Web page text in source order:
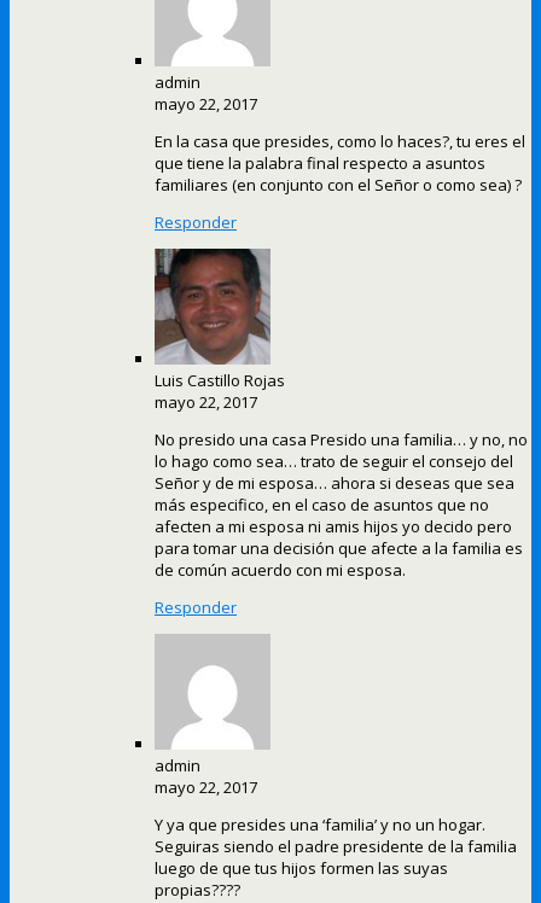
admin
mayo 22, 2017
En la casa que presides, como lo haces?, tu eres el
que tiene la palabra final respecto a asuntos
familiares (en conjunto con el Señor o como sea) ?
Responder
Luis Castillo Rojas
mayo 22, 2017
No presido una casa Presido una familia… y no, no
lo hago como sea… trato de seguir el consejo del
Señor y de mi esposa… ahora si deseas que sea
más especifico, en el caso de asuntos que no
afecten a mi esposa ni amis hijos yo decido pero
para tomar una decisión que afecte a la familia es
de común acuerdo con mi esposa.
Responder
admin
mayo 22, 2017
Y ya que presides una ‘familia’ y no un hogar.
Seguiras siendo el padre presidente de la familia
luego de que tus hijos formen las suyas
propias????